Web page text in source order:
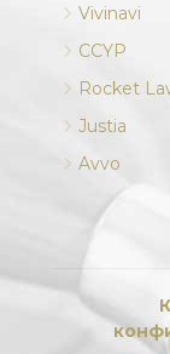
5 Vivinavi
5 CCYP
5 Rocket
5 Justia
5 Avvo